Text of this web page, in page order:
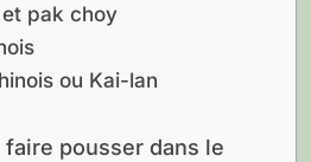
pak choy
ou Kai-lan
faire pousser dans le